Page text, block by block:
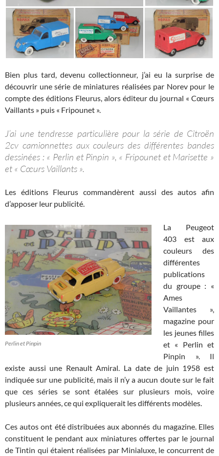
Bien plus tard, devenu collectionneur, j’ai eu la surprise de
découvrir une série de miniatures réalisées par Norev pour le
compte des éditions Fleurus, alors éditeur du journal « Cœurs
Vaillants » puis « Fripounet ».
J’ai une tendresse particulière pour la série de Citroën
2cv camionnettes aux couleurs des différentes bandes
dessinées : « Perlin et Pinpin », « Fripounet et Marisette »
et « Cœurs Vaillants ».
Les éditions Fleurus commandèrent aussi des autos afin
d’apposer leur publicité.
Perlin et Pinpin
La Peugeot
403 est aux
couleurs des
différentes
publications
du groupe : «
Ames
Vaillantes »,
magazine pour
les jeunes filles
et « Perlin et
Pinpin ». Il
existe aussi une Renault Amiral. La date de juin 1958 est
indiquée sur une publicité, mais il n’y a aucun doute sur le fait
que ces séries se sont étalées sur plusieurs mois, voire
plusieurs années, ce qui expliquerait les différents modèles.
Ces autos ont été distribuées aux abonnés du magazine. Elles
constituent le pendant aux miniatures offertes par le journal
de Tintin qui étaient réalisées par Minialuxe, le concurrent de